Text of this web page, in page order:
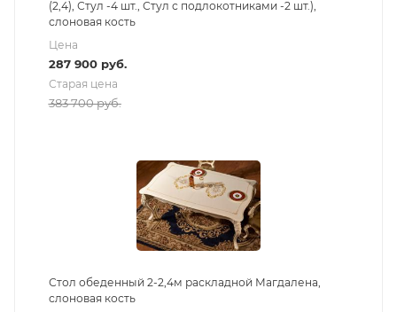
(2,4), Стул -4 шт., Стул с подлокотниками -2 шт.),
слоновая кость
Цена
287 900руб.
Старая цена
383 700руб.
Стол обеденный 2-2,4м раскладной Магдалена,
слоновая кость